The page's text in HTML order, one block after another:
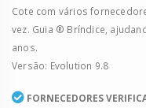
Cote com vários
vez. Guia ® Bríndice,
anos.
Versão: Evolution 9.8
FORNECEDORES